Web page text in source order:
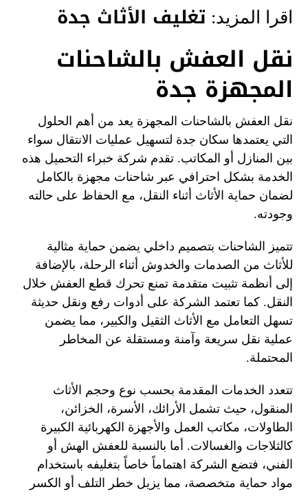
اقرا المزيد: تغليف الأثاث جدة
نقل العفش بالشاحنات
المجهزة جدة
نقل العفش بالشاحنات المجهزة يعد من أهم الحلول
التي يعتمدها سكان جدة لتسهيل عمليات الانتقال سواء
بين المنازل أو المكاتب. تقدم شركة خبراء التحميل هذه
الخدمة بشكل احترافي عبر شاحنات مجهزة بالكامل
لضمان حماية الأثاث أثناء النقل، مع الحفاظ على حالته
وجودته.
تتميز الشاحنات بتصميم داخلي يضمن حماية مثالية
للأثاث من الصدمات والخدوش أثناء الرحلة، بالإضافة
إلى أنظمة تثبيت متقدمة تمنع تحرك قطع العفش خلال
النقل. كما تعتمد الشركة على أدوات رفع ونقل حديثة
تسهل التعامل مع الأثاث الثقيل والكبير، مما يضمن
عملية نقل سريعة وآمنة ومستقلة عن المخاطر
المحتملة.
تتعدد الخدمات المقدمة بحسب نوع وحجم الأثاث
المنقول، حيث تشمل الأرائك، الأسرة، الخزائن،
الطاولات، مكاتب العمل والأجهزة الكهربائية الكبيرة
كالثلاجات والغسالات. أما بالنسبة للعفش الهش أو
الفني، فتضع الشركة اهتماماً خاصاً بتغليفه باستخدام
مواد حماية متخصصة، مما يزيل خطر التلف أو الكسر